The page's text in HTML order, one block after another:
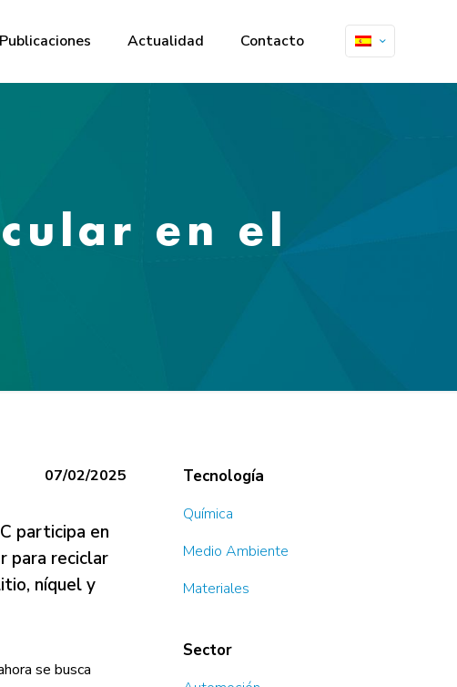
Publicaciones Actualidad Contacto
en el
07/02/2025
participa en
para reciclar
níquel y
se busca
Tecnología
Química
Medio Ambiente
Materiales
Sector